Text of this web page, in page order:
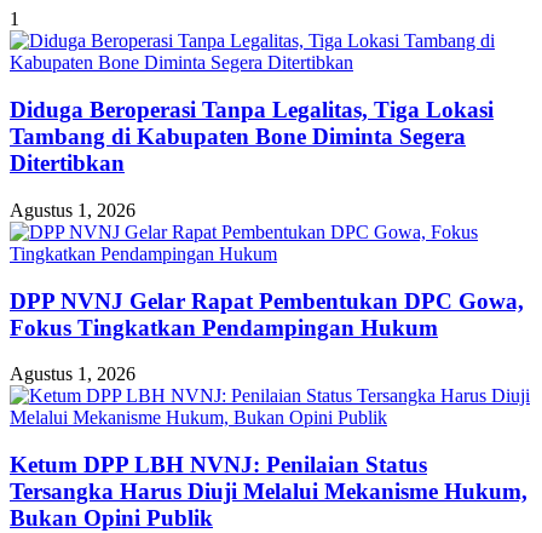
1
Diduga Beroperasi Tanpa Legalitas, Tiga Lokasi
Tambang di Kabupaten Bone Diminta Segera
Ditertibkan
Agustus 1, 2026
DPP NVNJ Gelar Rapat Pembentukan DPC Gowa,
Fokus Tingkatkan Pendampingan Hukum
Agustus 1, 2026
Ketum DPP LBH NVNJ: Penilaian Status
Tersangka Harus Diuji Melalui Mekanisme Hukum,
Bukan Opini Publik